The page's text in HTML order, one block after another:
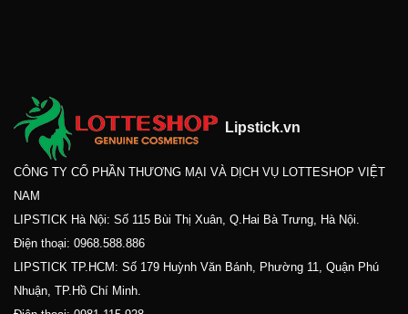
Lipstick.vn
CÔNG TY CỔ PHẦN THƯƠNG MẠI VÀ DỊCH VỤ LOTTESHOP VIỆT
NAM
LIPSTICK Hà Nội: Số 115 Bùi Thị Xuân, Q.Hai Bà Trưng, Hà Nội.
Điện thoại: 0968.588.886
LIPSTICK TP.HCM: Số 179 Huỳnh Văn Bánh, Phường 11, Quận Phú
Nhuận, TP.Hồ Chí Minh.